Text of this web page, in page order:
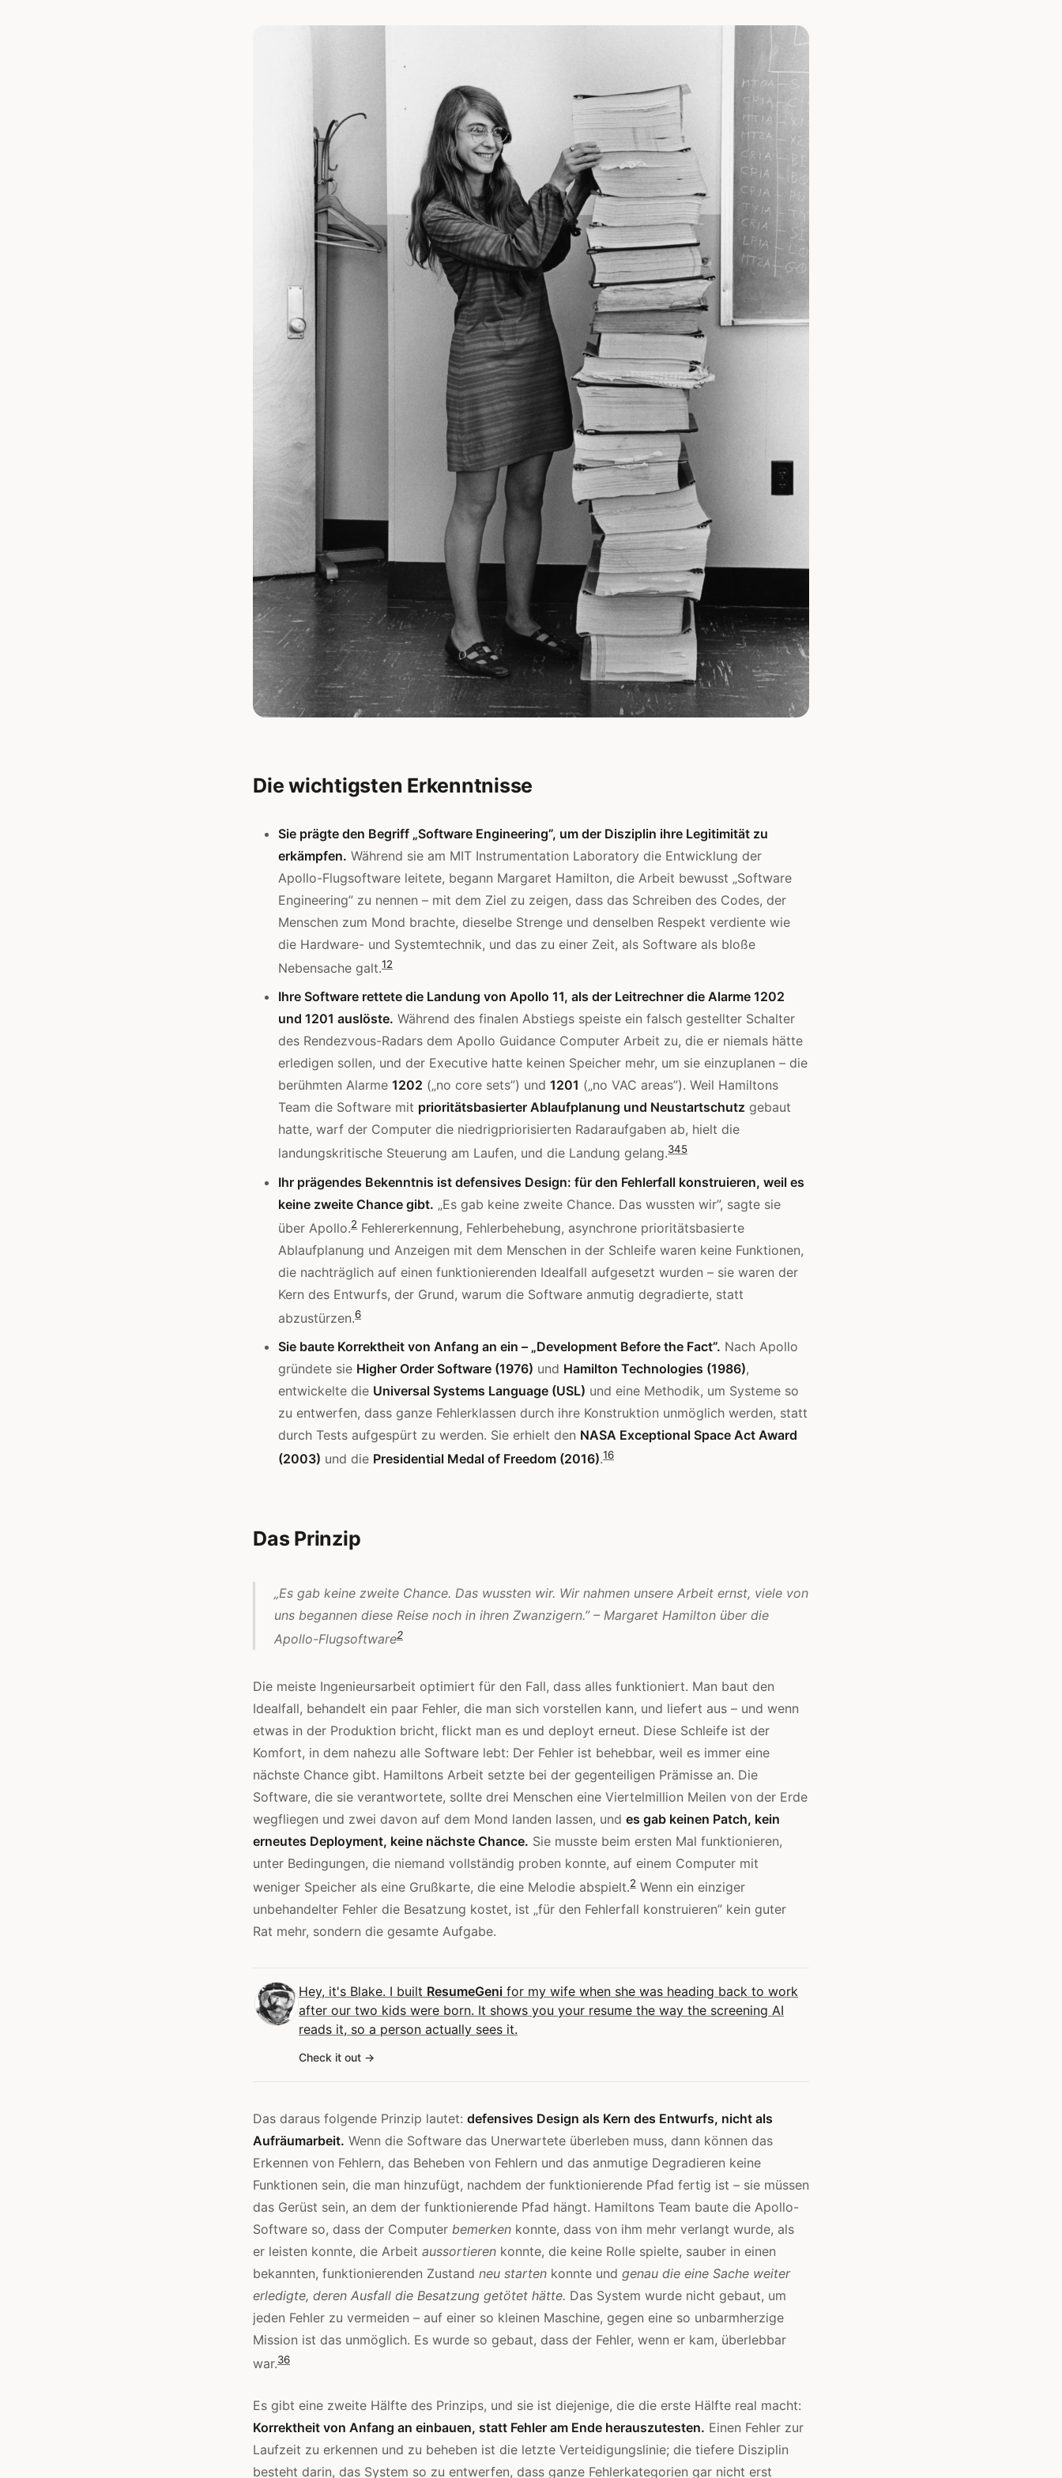
Die wichtigsten Erkenntnisse
Sie prägte den Begriff „Software Engineering”, um der Disziplin ihre Legitimität zu
erkämpfen. Während sie am MIT Instrumentation Laboratory die Entwicklung der
Apollo-Flugsoftware leitete, begann Margaret Hamilton, die Arbeit bewusst „Software
Engineering” zu nennen – mit dem Ziel zu zeigen, dass das Schreiben des Codes, der
Menschen zum Mond brachte, dieselbe Strenge und denselben Respekt verdiente wie
die Hardware- und Systemtechnik, und das zu einer Zeit, als Software als bloße
Nebensache galt.12
Ihre Software rettete die Landung von Apollo 11, als der Leitrechner die Alarme 1202
und 1201 auslöste. Während des finalen Abstiegs speiste ein falsch gestellter Schalter
des Rendezvous-Radars dem Apollo Guidance Computer Arbeit zu, die er niemals hätte
erledigen sollen, und der Executive hatte keinen Speicher mehr, um sie einzuplanen – die
berühmten Alarme 1202 („no core sets”) und 1201 („no VAC areas”). Weil Hamiltons
Team die Software mit prioritätsbasierter Ablaufplanung und Neustartschutz gebaut
hatte, warf der Computer die niedrigpriorisierten Radaraufgaben ab, hielt die
landungskritische Steuerung am Laufen, und die Landung gelang.345
Ihr prägendes Bekenntnis ist defensives Design: für den Fehlerfall konstruieren, weil es
keine zweite Chance gibt. „Es gab keine zweite Chance. Das wussten wir”, sagte sie
über Apollo.2 Fehlererkennung, Fehlerbehebung, asynchrone prioritätsbasierte
Ablaufplanung und Anzeigen mit dem Menschen in der Schleife waren keine Funktionen,
die nachträglich auf einen funktionierenden Idealfall aufgesetzt wurden – sie waren der
Kern des Entwurfs, der Grund, warum die Software anmutig degradierte, statt
abzustürzen.6
Sie baute Korrektheit von Anfang an ein – „Development Before the Fact”. Nach Apollo
gründete sie Higher Order Software (1976) und Hamilton Technologies (1986),
entwickelte die Universal Systems Language (USL) und eine Methodik, um Systeme so
zu entwerfen, dass ganze Fehlerklassen durch ihre Konstruktion unmöglich werden, statt
durch Tests aufgespürt zu werden. Sie erhielt den NASA Exceptional Space Act Award
(2003) und die Presidential Medal of Freedom (2016).16
Das Prinzip
„Es gab keine zweite Chance. Das wussten wir. Wir nahmen unsere Arbeit ernst, viele von
uns begannen diese Reise noch in ihren Zwanzigern.” – Margaret Hamilton über die
Apollo-Flugsoftware2
Die meiste Ingenieursarbeit optimiert für den Fall, dass alles funktioniert. Man baut den
Idealfall, behandelt ein paar Fehler, die man sich vorstellen kann, und liefert aus – und wenn
etwas in der Produktion bricht, flickt man es und deployt erneut. Diese Schleife ist der
Komfort, in dem nahezu alle Software lebt: Der Fehler ist behebbar, weil es immer eine
nächste Chance gibt. Hamiltons Arbeit setzte bei der gegenteiligen Prämisse an. Die
Software, die sie verantwortete, sollte drei Menschen eine Viertelmillion Meilen von der Erde
wegfliegen und zwei davon auf dem Mond landen lassen, und es gab keinen Patch, kein
erneutes Deployment, keine nächste Chance. Sie musste beim ersten Mal funktionieren,
unter Bedingungen, die niemand vollständig proben konnte, auf einem Computer mit
weniger Speicher als eine Grußkarte, die eine Melodie abspielt.2 Wenn ein einziger
unbehandelter Fehler die Besatzung kostet, ist „für den Fehlerfall konstruieren” kein guter
Rat mehr, sondern die gesamte Aufgabe.
Hey, it's Blake. I built ResumeGeni for my wife when she was heading back to work
after our two kids were born. It shows you your resume the way the screening AI
reads it, so a person actually sees it.
Check it out
Das daraus folgende Prinzip lautet: defensives Design als Kern des Entwurfs, nicht als
Aufräumarbeit. Wenn die Software das Unerwartete überleben muss, dann können das
Erkennen von Fehlern, das Beheben von Fehlern und das anmutige Degradieren keine
Funktionen sein, die man hinzufügt, nachdem der funktionierende Pfad fertig ist – sie müssen
das Gerüst sein, an dem der funktionierende Pfad hängt. Hamiltons Team baute die Apollo-
Software so, dass der Computer bemerken konnte, dass von ihm mehr verlangt wurde, als
er leisten konnte, die Arbeit aussortieren konnte, die keine Rolle spielte, sauber in einen
bekannten, funktionierenden Zustand neu starten konnte und genau die eine Sache weiter
erledigte, deren Ausfall die Besatzung getötet hätte. Das System wurde nicht gebaut, um
jeden Fehler zu vermeiden – auf einer so kleinen Maschine, gegen eine so unbarmherzige
Mission ist das unmöglich. Es wurde so gebaut, dass der Fehler, wenn er kam, überlebbar
war.36
Es gibt eine zweite Hälfte des Prinzips, und sie ist diejenige, die die erste Hälfte real macht:
Korrektheit von Anfang an einbauen, statt Fehler am Ende herauszutesten. Einen Fehler zur
Laufzeit zu erkennen und zu beheben ist die letzte Verteidigungslinie; die tiefere Disziplin
besteht darin, das System so zu entwerfen, dass ganze Fehlerkategorien gar nicht erst